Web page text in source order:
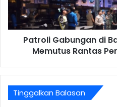
Patroli Gabungan di
Memutus Rantas
Tinggalkan Balasan